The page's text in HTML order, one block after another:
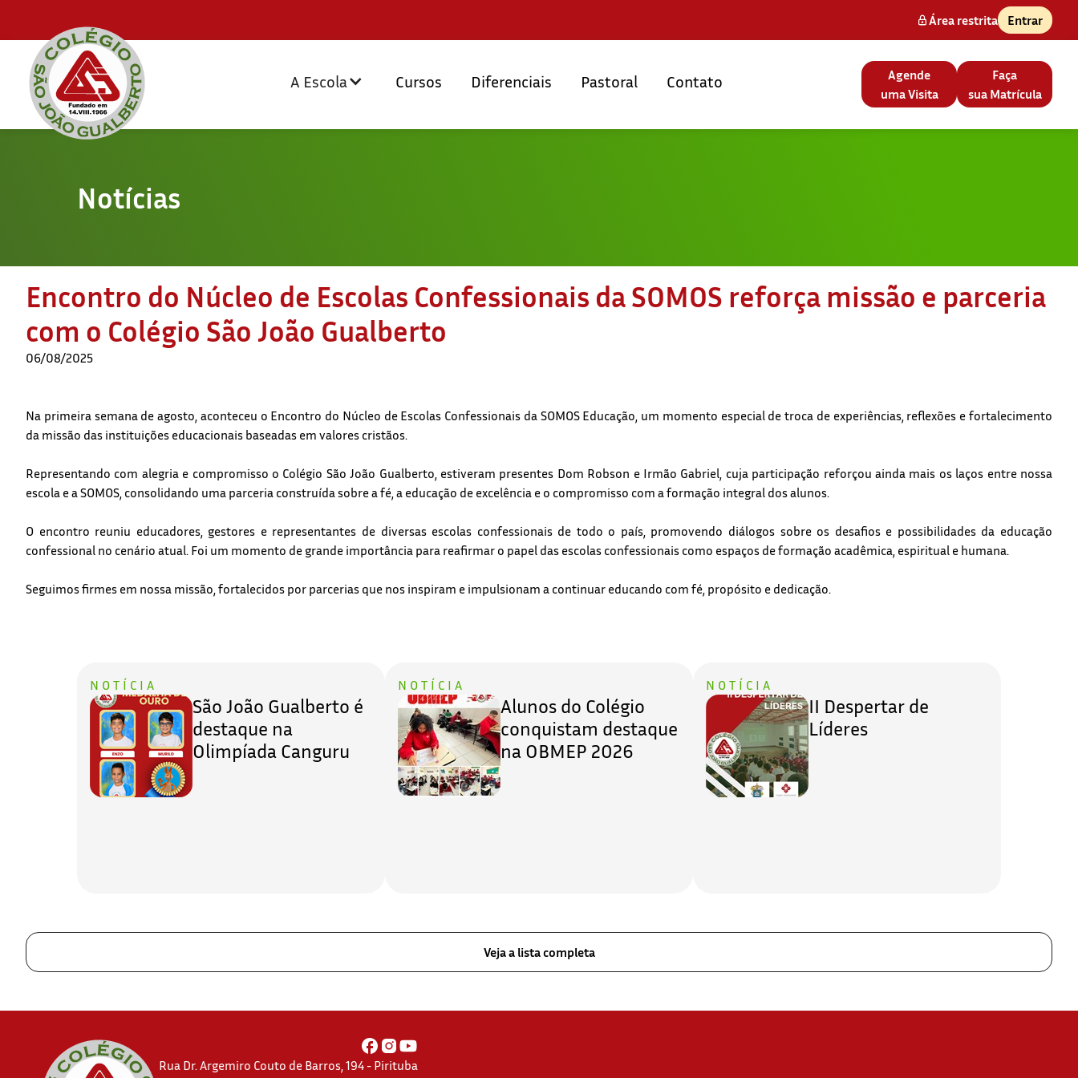
Área restrita Entrar
A Escola Cursos Diferenciais Pastoral Contato
Agende
uma Visita
Faça
sua Matrícula
Notícias
Encontro do Núcleo de Escolas Confessionais da SOMOS reforça missão e parceria
com o Colégio São João Gualberto
06/08/2025
Na primeira semana de agosto, aconteceu o Encontro do Núcleo de Escolas Confessionais da SOMOS Educação, um momento especial de troca de experiências, reflexões e fortalecimento
da missão das instituições educacionais baseadas em valores cristãos.
Representando com alegria e compromisso o Colégio São João Gualberto, estiveram presentes Dom Robson e Irmão Gabriel, cuja participação reforçou ainda mais os laços entre nossa
escola e a SOMOS, consolidando uma parceria construída sobre a fé, a educação de excelência e o compromisso com a formação integral dos alunos.
O encontro reuniu educadores, gestores e representantes de diversas escolas confessionais de todo o país, promovendo diálogos sobre os desafios e possibilidades da educação
confessional no cenário atual. Foi um momento de grande importância para reafirmar o papel das escolas confessionais como espaços de formação acadêmica, espiritual e humana.
Seguimos firmes em nossa missão, fortalecidos por parcerias que nos inspiram e impulsionam a continuar educando com fé, propósito e dedicação.
NOTÍCIA
São João Gualberto é
destaque na
Olimpíada Canguru
NOTÍCIA
Alunos do Colégio
conquistam destaque
na OBMEP 2026
NOTÍCIA
II Despertar de
Líderes
Veja a lista completa
Rua Dr. Argemiro Couto de Barros, 194 - Pirituba